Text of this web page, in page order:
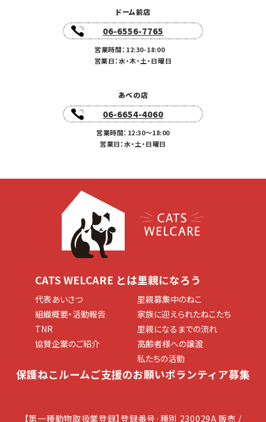
ドーム前店
06-6556-7765
営業時間：12:30-18:00
営業日：水・木・土・日曜日
あべの店
06-6654-4060
営業時間：12:30〜18:00
営業日：水・土・日曜日
CATS WELCARE とは
代表あいさつ
組織概要・活動報告
TNR
協賛企業のご紹介
里親になろう
里親募集中のねこ
家族に迎えられたねこたち
里親になるまでの流れ
高齢者様への譲渡
私たちの活動
保護ねこルームご支援のお願いボランティア募集
【第一種動物取扱業登録】登録番号·種別 230029A 販売 /